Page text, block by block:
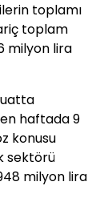
toplamı
toplam
milyon lira
haftada 9
konusu
sektörü
milyon lira